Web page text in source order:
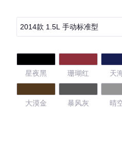
2014款 1.5L 手动标准型
星夜黑 珊瑚红 天
大漠金 暴风灰 晴